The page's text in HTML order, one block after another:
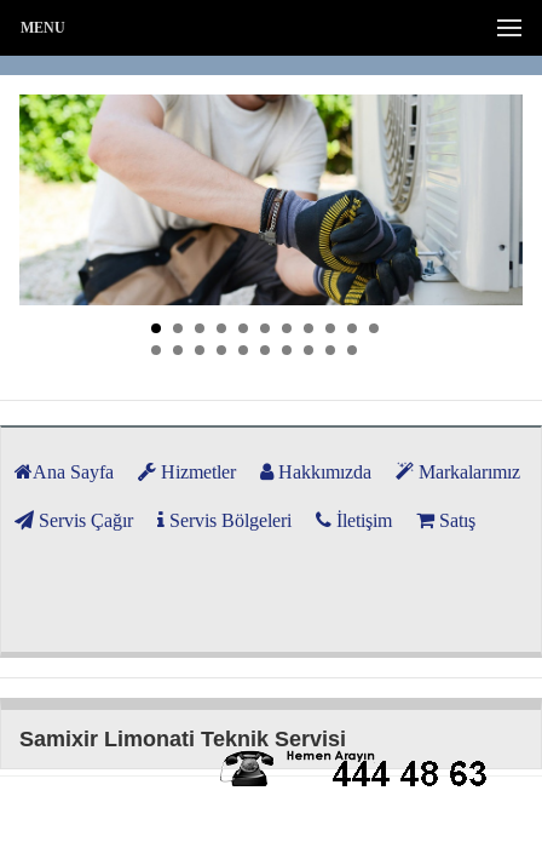
MENU
Ana Sayfa Hizmetler Hakkımızda Markalarımız
Servis Çağır Servis Bölgeleri İletişim Satış
Samixir Limonati Teknik Servisi